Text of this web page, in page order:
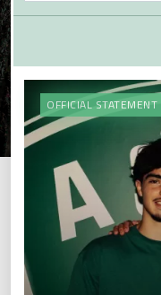
OFFICIAL STATEMENT